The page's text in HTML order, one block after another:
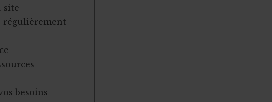
site
régulièrement
besoins